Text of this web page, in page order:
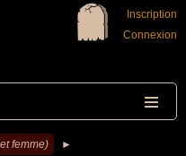
Inscription
Connexion
femme) ►